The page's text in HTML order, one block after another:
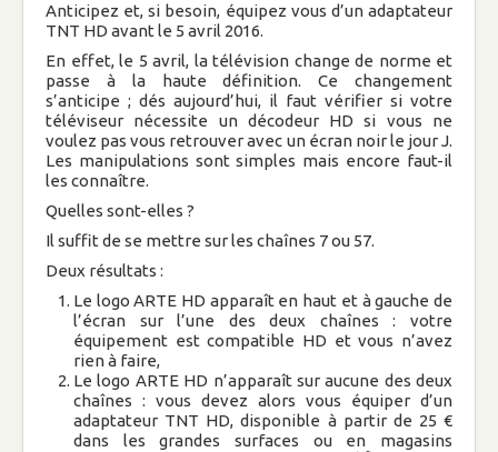
Adhérer à l'AFC de la Région Brestoise
Documents et coordonnées
Nos bulletins
Nous contacter
Propositions aux familles
Services
Bourse aux vêtements
Baby-sitting
Chantiers éducation
Service aux consommateurs
Anticipez et, si besoin, équipez vous d’un adaptateur
TNT HD avant le 5 avril 2016.
En effet, le 5 avril, la télévision change de norme et
passe à la haute définition. Ce changement
s’anticipe ; dés aujourd’hui, il faut vérifier si votre
téléviseur nécessite un décodeur HD si vous ne
voulez pas vous retrouver avec un écran noir le jour J.
Les manipulations sont simples mais encore faut-il
les connaître.
Quelles sont-elles ?
Il suffit de se mettre sur les chaînes 7 ou 57.
Deux résultats :
Le logo ARTE HD apparaît en haut et à gauche de
l’écran sur l’une des deux chaînes : votre
équipement est compatible HD et vous n’avez
rien à faire,
Le logo ARTE HD n’apparaît sur aucune des deux
chaînes : vous devez alors vous équiper d’un
adaptateur TNT HD, disponible à partir de 25 €
dans les grandes surfaces ou en magasins